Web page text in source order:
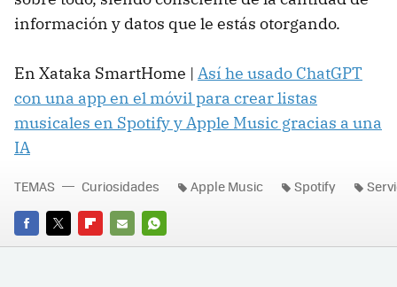
información y datos que le estás otorgando.
En Xataka SmartHome | Así he usado ChatGPT
con una app en el móvil para crear listas
musicales en Spotify y Apple Music gracias a una
IA
FACEBOOK
TWITTERFLIPBOARD
E-
WHATSAPP
TEMAS Curiosidades Apple Music Spotify